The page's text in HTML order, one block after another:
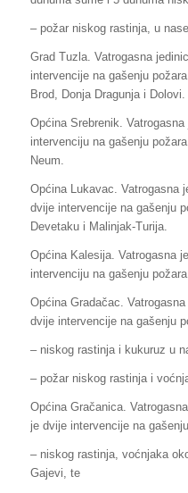
– požar niskog rastinja, u
Grad Tuzla. Vatrogasna
intervencije na gašenju
Brod, Donja Dragunja i Dolovi.
Općina Srebrenik.
intervenciju na gašenju
Neum.
Općina Lukavac. Vatrogasna
dvije intervencije na gašenju
Devetaku i Malinjak-Turija.
Općina Kalesija. Vatrogasna
intervenciju na gašenju
Općina Gradačac.
dvije intervencije na gašenju
– niskog rastinja i kukuruz u
– požar niskog rastinja i
Općina Gračanica.
je dvije intervencije na
– niskog rastinja, voćnjaka
Gajevi, te